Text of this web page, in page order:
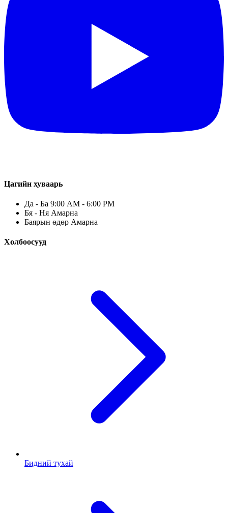
Цагийн хуваарь
Да - Ба 9:00 AM - 6:00 PM
Бя - Ня Амарна
Баярын өдөр Амарна
Холбоосууд
Бидний тухай